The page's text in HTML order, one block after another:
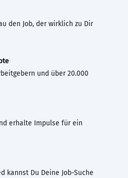
den Job, der wirklich zu Dir
und über 20.000
erhalte Impulse für ein
kannst Du Deine Job-Suche